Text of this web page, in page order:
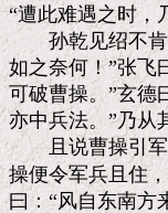
“遭此难遇之时，
孙乾见绍不肯发
如之奈何！”张飞
可破曹操。”玄德
亦中兵法。”乃从
且说曹操引军往
操便令军兵且住
曰：“风自东南方